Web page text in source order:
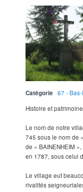
Catégorie
67 -
Histoire et
Le nom de notre
745 sous le nom de
de « BAINENHEIM
en 1787, sous celui
Le village eut
rivalités